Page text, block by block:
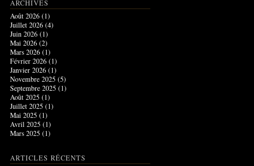
ARCHIVES
Août 2026 (1)
Juillet 2026 (4)
Juin 2026 (1)
Mai 2026 (2)
Mars 2026 (1)
Février 2026 (1)
Janvier 2026 (1)
Novembre 2025 (5)
Septembre 2025 (1)
Août 2025 (1)
Juillet 2025 (1)
Mai 2025 (1)
Avril 2025 (1)
Mars 2025 (1)
ARTICLES RÉCENTS